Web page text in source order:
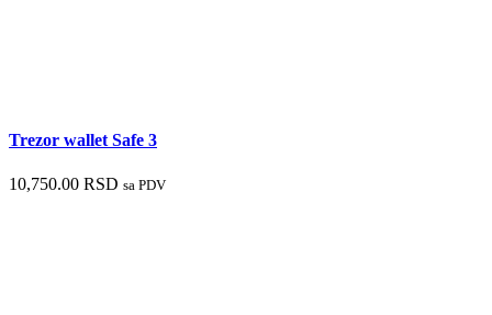
Trezor wallet Safe 3
10,750.00 RSD sa PDV